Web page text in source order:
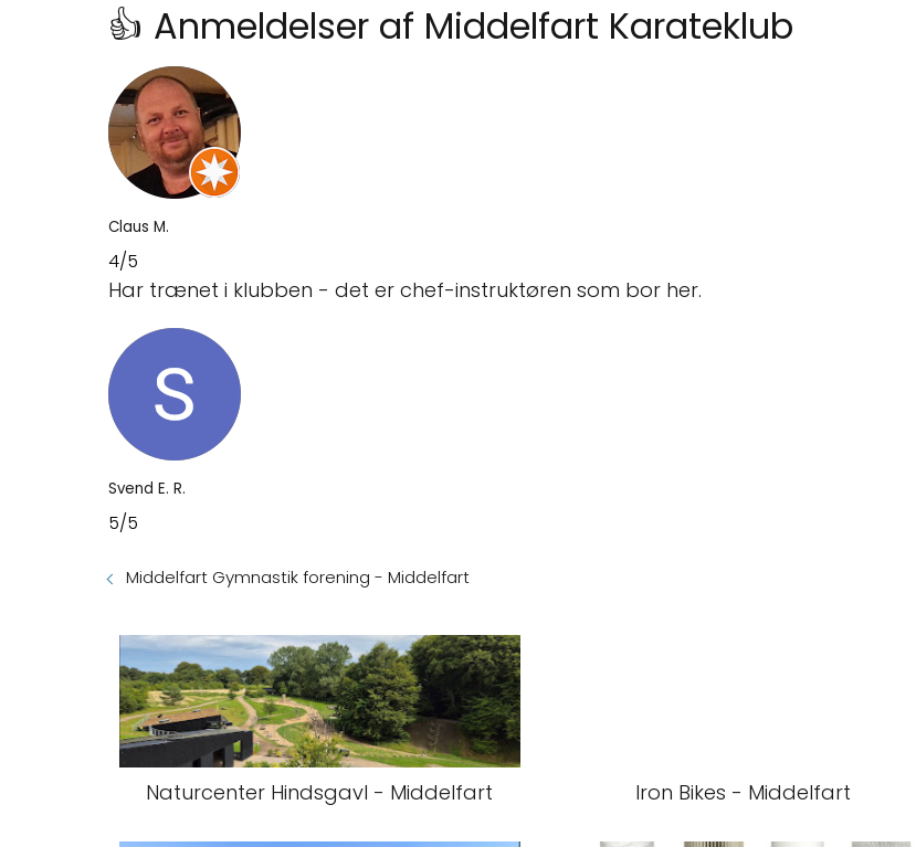
👍 Anmeldelser af Middelfart Karateklub
Claus M.
4/5
Har trænet i klubben - det er chef-instruktøren som bor her.
Svend E. R.
5/5
Middelfart Gymnastik forening - Middelfart
Naturcenter Hindsgavl - Middelfart Iron Bikes - Middelfart